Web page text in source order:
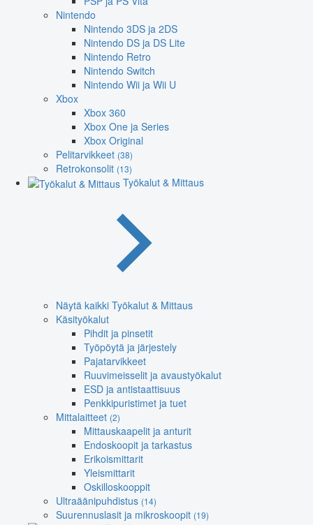
Nintendo
Nintendo 3DS ja 2DS
Nintendo DS ja DS Lite
Nintendo Retro
Nintendo Switch
Nintendo Wii ja Wii U
Xbox
Xbox 360
Xbox One ja Series
Xbox Original
Pelitarvikkeet (38)
Retrokonsolit (13)
Työkalut & Mittaus
Näytä kaikki Työkalut & Mittaus
Käsityökalut
Pihdit ja pinsetit
Työpöytä ja järjestely
Pajatarvikkeet
Ruuvimeisselit ja avaustyökalut
ESD ja antistaattisuus
Penkkipuristimet ja tuet
Mittalaitteet (2)
Mittauskaapelit ja anturit
Endoskoopit ja tarkastus
Erikoismittarit
Yleismittarit
Oskilloskooppit
Ultraäänipuhdistus (14)
Suurennuslasit ja mikroskoopit (19)